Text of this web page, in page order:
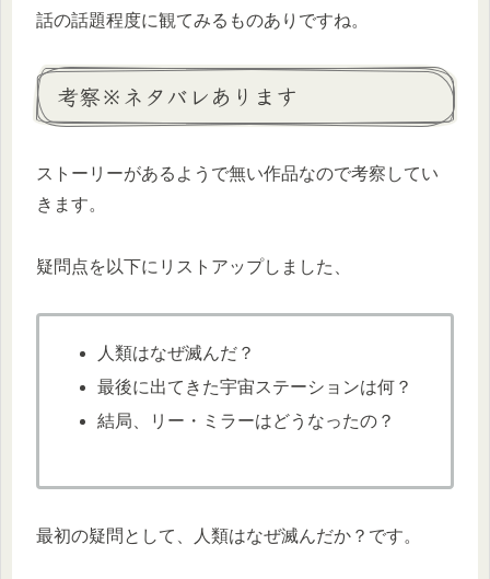
話の話題程度に観てみるものありですね。
考察※ネタバレあります
ストーリーがあるようで無い作品なので考察してい
きます。
疑問点を以下にリストアップしました、
人類はなぜ滅んだ？
最後に出てきた宇宙ステーションは何？
結局、リー・ミラーはどうなったの？
最初の疑問として、人類はなぜ滅んだか？です。